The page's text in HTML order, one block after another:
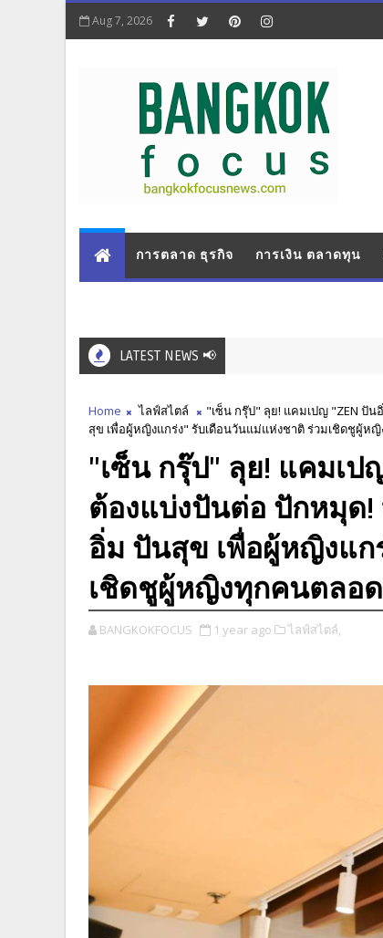
Aug 7, 2026
การตลาด ธุรกิจ การเงิน ตลาดทุน
LATEST NEWS 📢
Home ไลฟ์สไตล์
"เซ็น กรุ๊ป" ลุย! แคมเปญ "ZEN ปั
สุข เพื่อผู้หญิงแกร่ง" รับเดือนวันแม่แห่งชาติ ร่วมเชิดชูผู้ห
"เซ็น กรุ๊ป" ลุย! แคมเ
ต้องแบ่งปันต่อ ปักหมุด
อิ่ม ปันสุข เพื่อผู้หญิงแก
เชิดชูผู้หญิงทุกคนตลอ
BANGKOKFOCUS 1 year ago ไลฟ์สไตล์,